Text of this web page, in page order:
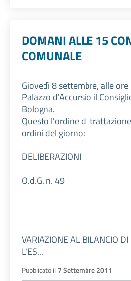
DOMANI ALLE 15
COMUNALE
Giovedì 8 settembre, alle
Palazzo d'Accursio il
Bologna.
Questo l'ordine di
ordini del giorno:
DELIBERAZIONI
O.d.G. n. 49
VARIAZIONE AL BILANCIO DI
L'ES...
Pubblicato il 7 Settembre 2011